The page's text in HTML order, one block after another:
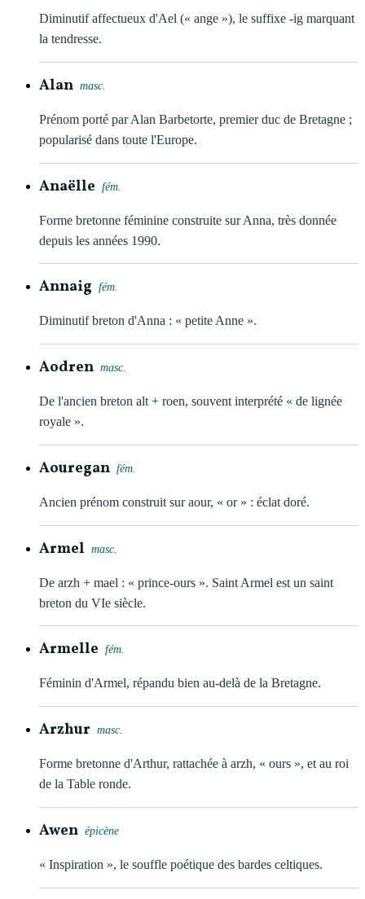
Diminutif affectueux d'Ael (« ange »), le suffixe -ig marquant
la tendresse.
Alan masc.
Prénom porté par Alan Barbetorte, premier duc de Bretagne ;
popularisé dans toute l'Europe.
Anaëlle fém.
Forme bretonne féminine construite sur Anna, très donnée
depuis les années 1990.
Annaig fém.
Diminutif breton d'Anna : « petite Anne ».
Aodren masc.
De l'ancien breton alt + roen, souvent interprété « de lignée
royale ».
Aouregan fém.
Ancien prénom construit sur aour, « or » : éclat doré.
Armel masc.
De arzh + mael : « prince-ours ». Saint Armel est un saint
breton du VIe siècle.
Armelle fém.
Féminin d'Armel, répandu bien au-delà de la Bretagne.
Arzhur masc.
Forme bretonne d'Arthur, rattachée à arzh, « ours », et au roi
de la Table ronde.
Awen épicène
« Inspiration », le souffle poétique des bardes celtiques.